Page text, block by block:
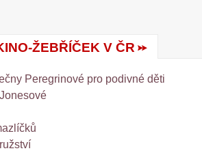
ŽEBŘÍČEK V ČR
Peregrinové pro podivné děti